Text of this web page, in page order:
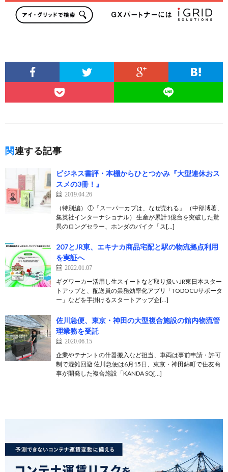
関連する記事
ビジネス書評・本棚からひとつかみ『大型連休おス
スメの3冊！』
2019.04.26
（特別編） ①『スーパーカブは、なぜ売れる』 （中部博著、
集英社インターナショナル） 生産が累計1億台を突破した驚
異のロングセラー、ホンダのバイク「ス[…]
207とJR東、エキナカ商品宅配と駅の物流拠点利用
を実証へ
2022.01.07
ギグワーカー活用し生スイートなど取り扱い JR東日本スター
トアップと、配送員の業務効率化アプリ「TODOCUサポータ
ー」などを手掛けるスタートアップ企[…]
佐川急便、東京・神田の大型複合施設の館内物流管
理業務を受託
2020.06.15
企業やテナントの什器搬入など担当、車両は事前申請・許可
制で混雑回避 佐川急便は6月15日、東京・神田錦町で住友商
事が開発した複合施設「KANDA SQ[…]